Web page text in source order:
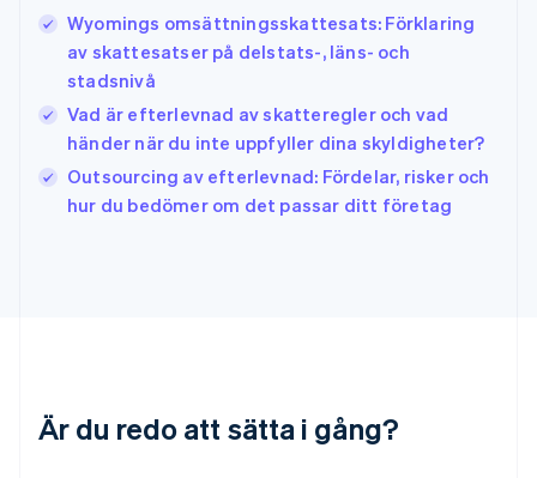
Wyomings omsättningsskattesats: Förklaring
av skattesatser på delstats-, läns- och
stadsnivå
Vad är efterlevnad av skatteregler och vad
händer när du inte uppfyller dina skyldigheter?
Outsourcing av efterlevnad: Fördelar, risker och
hur du bedömer om det passar ditt företag
Är du redo att sätta i gång?
Irland
English
Italien
ItalianoEnglish
Japan
日本語 English
EnglishFrançais
Kroatien
FrançaisDeutschEnglish